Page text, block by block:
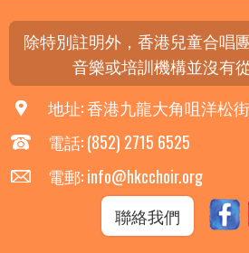
除特別註明外，香港兒童合唱
音樂或培訓機構並沒有
地址: 香港九龍大角咀洋松
電話: (852) 2715 6525
電郵: info@hkcchoir.org
聯絡我們